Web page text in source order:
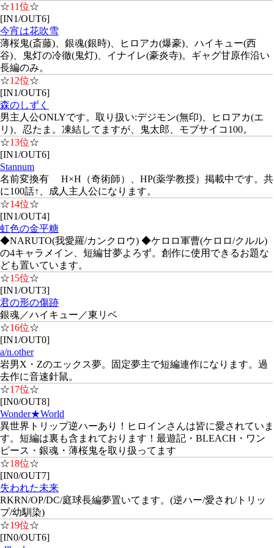
☆11位☆
[IN1/OUT6]
今宵は花吹雪
薄桜鬼(斎藤)、銀魂(銀時)、ヒロアカ(爆豪)、ハイキュー(西
谷)、鬼灯の冷徹(鬼灯)、イナイレ(豪炎寺)。ギャグ甘原作沿い
長編のみ。
☆12位☆
[IN1/OUT6]
森のしずく
男主人公ONLYです。取り扱い:デジモン(無印)、ヒロアカ(エ
リ)、忍たま。凍結してますが、鬼太郎、モブサイコ100。
☆13位☆
[IN1/OUT6]
Stannum
名前変換有 H×H（奇術師）、HP(薬学教授）掲載中です。共
に100話↑、成人主人公になります。
☆14位☆
[IN1/OUT4]
虹色の金平糖
◆NARUTO(我愛羅/カンクロウ) ◆ケロロ軍曹(ケロロ/クルル)
の4キャラメイン、短編甘夢よろず。創作に使用できるお題な
ども置いています。
☆15位☆
[IN1/OUT3]
君の形の傷跡
銀魂／ハイキュー／東リベ
☆16位☆
[IN1/OUT0]
a/n.other
岩男X・Zのエックス夢。固定夢主で短編連作になります。過
去作に音速針鼠。
☆17位☆
[IN0/OUT8]
Wonder★World
異世界トリップ逆ハーあり！ヒロインさんは皆に愛されていま
す。短編は裏も含まれております！最遊記・BLEACH・ワン
ピース・銀魂・薄桜鬼を取り扱ってます
☆18位☆
[IN0/OUT7]
失われた未来
RKRN/OP/DC/庭球長編夢置いてます。(逆ハー/愛され/トリッ
プ/幼馴染)
☆19位☆
[IN0/OUT6]